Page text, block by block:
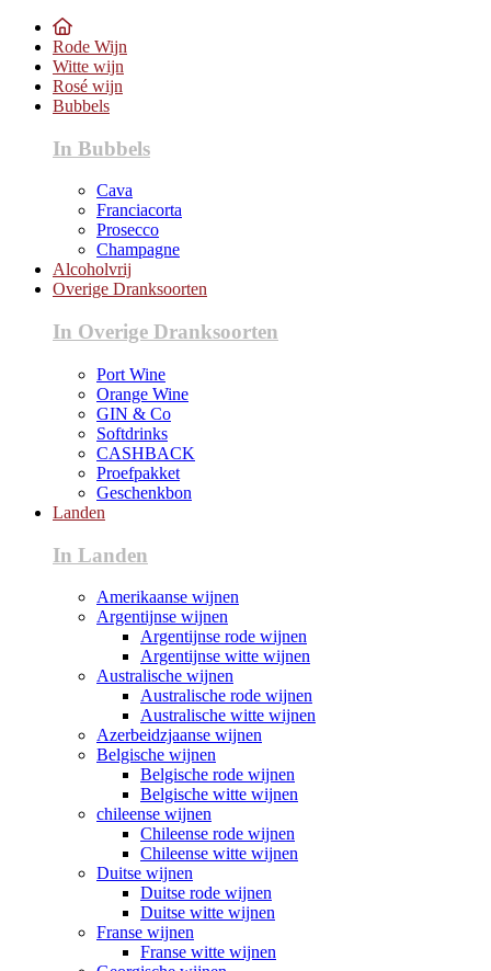
Rode Wijn
Witte wijn
Rosé wijn
Bubbels
In Bubbels
Cava
Franciacorta
Prosecco
Champagne
Alcoholvrij
Overige Dranksoorten
In Overige Dranksoorten
Port Wine
Orange Wine
GIN & Co
Softdrinks
CASHBACK
Proefpakket
Geschenkbon
Landen
In Landen
Amerikaanse wijnen
Argentijnse wijnen
Argentijnse rode wijnen
Argentijnse witte wijnen
Australische wijnen
Australische rode wijnen
Australische witte wijnen
Azerbeidzjaanse wijnen
Belgische wijnen
Belgische rode wijnen
Belgische witte wijnen
chileense wijnen
Chileense rode wijnen
Chileense witte wijnen
Duitse wijnen
Duitse rode wijnen
Duitse witte wijnen
Franse wijnen
Franse witte wijnen